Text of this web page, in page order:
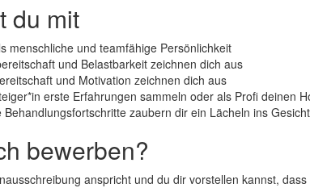
du mit
menschliche und teamfähige Persönlichkeit
und Belastbarkeit zeichnen dich aus
und Motivation zeichnen dich aus
erste Erfahrungen sammeln oder als Profi deinen
zaubern dir ein Lächeln ins Gesicht
bewerben?
anspricht und du dir vorstellen kannst,